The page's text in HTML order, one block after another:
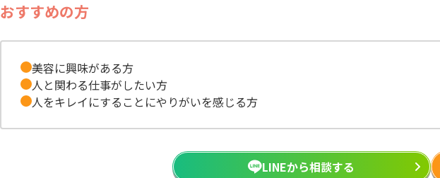
おすすめの方
美容に興味がある方
人と関わる仕事がしたい方
人をキレイにすることにやりがいを感じる方
LINEから相談する